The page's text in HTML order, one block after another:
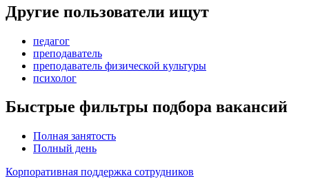
Другие пользователи ищут
педагог
преподаватель
преподаватель физической культуры
психолог
Быстрые фильтры подбора вакансий
Полная занятость
Полный день
Корпоративная поддержка сотрудников